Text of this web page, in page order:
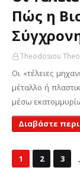
Πώς η
Theodosiou
Οι «τέλειες
μέταλλο ή
μέσω
Διαβάστε
1 2 3